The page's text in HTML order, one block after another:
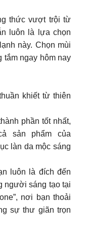
thức vượt trội từ
luôn là lựa chọn
này. Chọn mùi
tắm ngay hôm nay
khiết từ thiên
phần tốt nhất,
sản phẩm của
làn da mộc sáng
luôn là đích đến
người sáng tạo tại
nơi bạn thoải
sự thư giãn trọn